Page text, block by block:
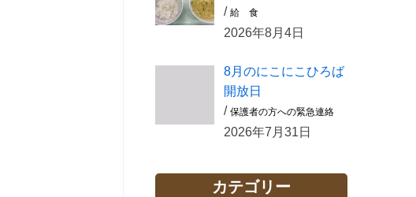
/ 給 食
2026年8月4日
8月のにこにこひろば
開放日
/ 保護者の方への緊急連絡
2026年7月31日
カテゴリー